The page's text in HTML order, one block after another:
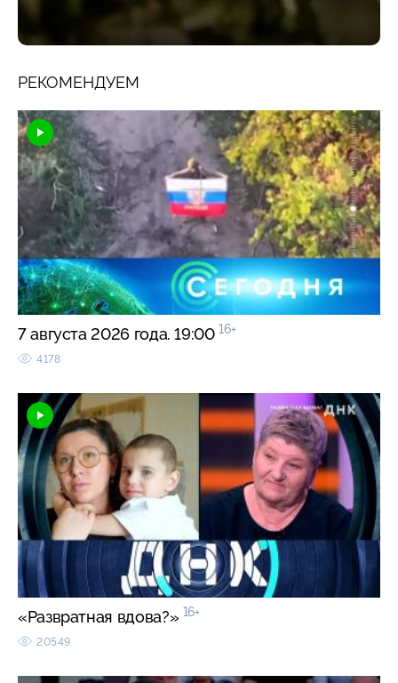
РЕКОМЕНДУЕМ
7 августа 2026 года. 19:00 16+
4178
«Развратная вдова?» 16+
20549